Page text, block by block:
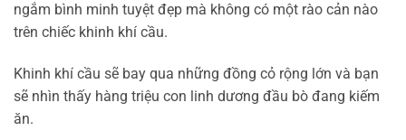
ngắm bình minh tuyệt đẹp mà không có một rào cản nào
trên chiếc khinh khí cầu.
Khinh khí cầu sẽ bay qua những đồng cỏ rộng lớn và bạn
sẽ nhìn thấy hàng triệu con linh dương đầu bò đang kiếm
ăn.